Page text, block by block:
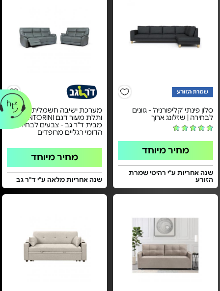
סלון פינתי 'קליפורניה' - גוונים
לבחירה | שזלונג ארוך
מחיר מיוחד
שנה אחריות ע"י רהיטי שמרת
הזורע
מערכת ישיבה חשמלית דו
ותלת מעור דגם SANTORINI
מבית ד"ר גב - צבעים לבחירה |
הדומי רגליים מרופדים
מחיר מיוחד
שנה אחריות מלאה ע"י ד"ר גב